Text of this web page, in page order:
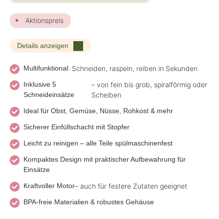
Aktionspreis
Details anzeigen
Multifunktional: Schneiden, raspeln, reiben in Sekunden
Inklusive 5
Schneideinsätze
– von fein bis grob, spiralförmig oder
Scheiben
Ideal für Obst, Gemüse, Nüsse, Rohkost & mehr
Sicherer Einfüllschacht mit Stopfer
Leicht zu reinigen – alle Teile spülmaschinenfest
Kompaktes Design mit praktischer Aufbewahrung für
Einsätze
Kraftvoller Motor– auch für festere Zutaten geeignet
BPA-freie Materialien & robustes Gehäuse